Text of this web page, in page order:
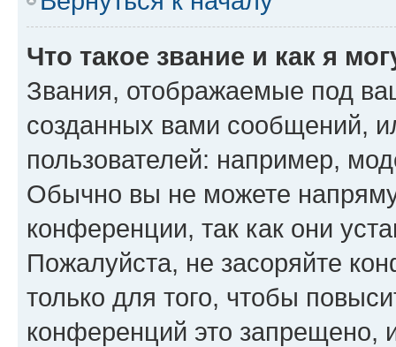
Что такое звание и как я
Звания, отображаемые под
созданных вами сообщений,
пользователей: например,
Обычно вы не можете
конференции, так как они
Пожалуйста, не засоряйте
только для того, чтобы
конференций это запрещено,